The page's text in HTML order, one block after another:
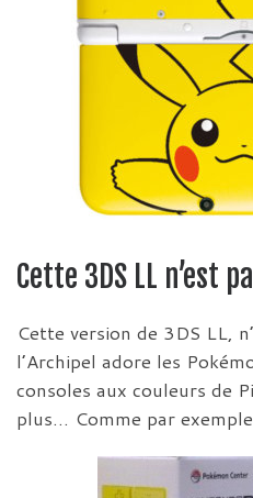
Cette 3DS LL n’est
Cette version de 3DS LL,
l’Archipel adore les
consoles aux couleurs de
plus… Comme par